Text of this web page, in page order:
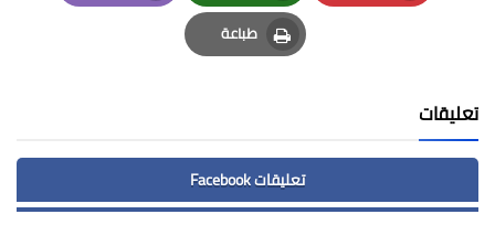
Pinterest
Whatsapp
Email
طباعة
Print
تعليقات
تعليقات Facebook